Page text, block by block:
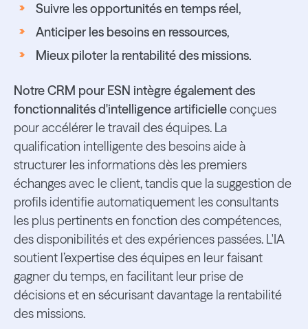
Suivre les opportunités en temps réel,
Anticiper les besoins en ressources,
Mieux piloter la rentabilité des missions.
Notre CRM pour ESN intègre également des
fonctionnalités d'intelligence artificielleconçues
pour accélérer le travail des équipes. La
qualification intelligente des besoins aide à
structurer les informations dès les premiers
échanges avec le client, tandis que la suggestion de
profils identifie automatiquement les consultants
les plus pertinents en fonction des compétences,
des disponibilités et des expériences passées. L'IA
soutient l’expertise des équipes en leur faisant
gagner du temps, en facilitant leur prise de
décisions et en sécurisant davantage la rentabilité
des missions.